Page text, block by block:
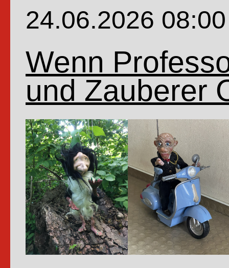
24.06.2026 08:00
Wenn
und Zauberer